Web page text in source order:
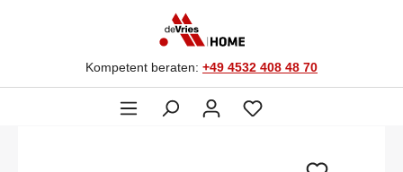
Kompetent beraten: +49 4532 408 48 70